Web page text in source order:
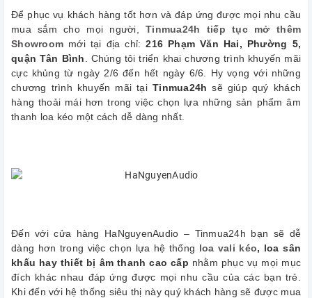
Để phục vụ khách hàng tốt hơn và đáp ứng được mọi nhu cầu
mua sắm cho mọi người,Tinmua24h tiếp tục mở thêm
Showroom mới tại địa chỉ:216 Phạm Văn Hai, Phường 5,
quận Tân Bình . Chúng tôi triển khai chương trình khuyến mãi
cực khủng từ ngày 2/6 đến hết ngày 6/6. Hy vọng với những
chương trình khuyến mãi tạiTinmua24h sẽ giúp quý khách
hàng thoải mái hơn trong việc chọn lựa những sản phẩm âm
thanh loa kéo một cách dễ dàng nhất.
Đến với cửa hàng HaNguyenAudio – Tinmua24h bạn sẽ dễ
dàng hơn trong việc chọn lựa hệ thống loa vali kéo, loa sân
khấu hay thiết bị âm thanh cao cấp nhằm phục vụ mọi mục
đích khác nhau đáp ứng được mọi nhu cầu của các bạn trẻ.
Khi đến với hệ thống siêu thị này quý khách hàng sẽ được mua